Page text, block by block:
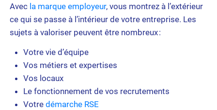
Avec la marque employeur, vous montrez à l’extérieur
ce qui se passe à l’intérieur de votre entreprise. Les
sujets à valoriser peuvent être nombreux :
Votre vie d’équipe
Vos métiers et expertises
Vos locaux
Le fonctionnement de vos recrutements
Votre démarche RSE